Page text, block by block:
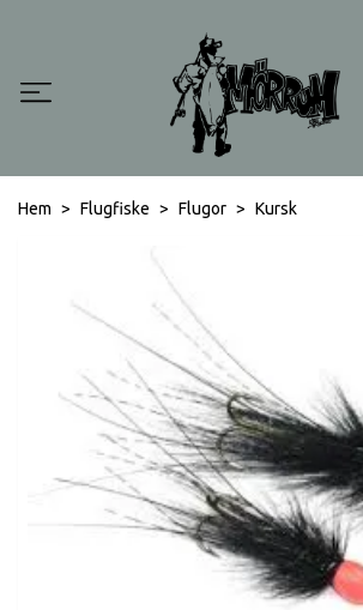
Hem Flugfiske Flugor Kursk